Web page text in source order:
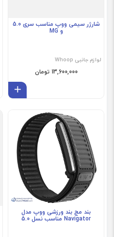
شارژر سیمی ووپ مناسب سری 5.0
و MG
لوازم جانبی Whoop
13,600,000 تومان
فروش ویژه
بند مچ بند ورزشی ووپ مدل
Navigator مناسب نسل 5.0